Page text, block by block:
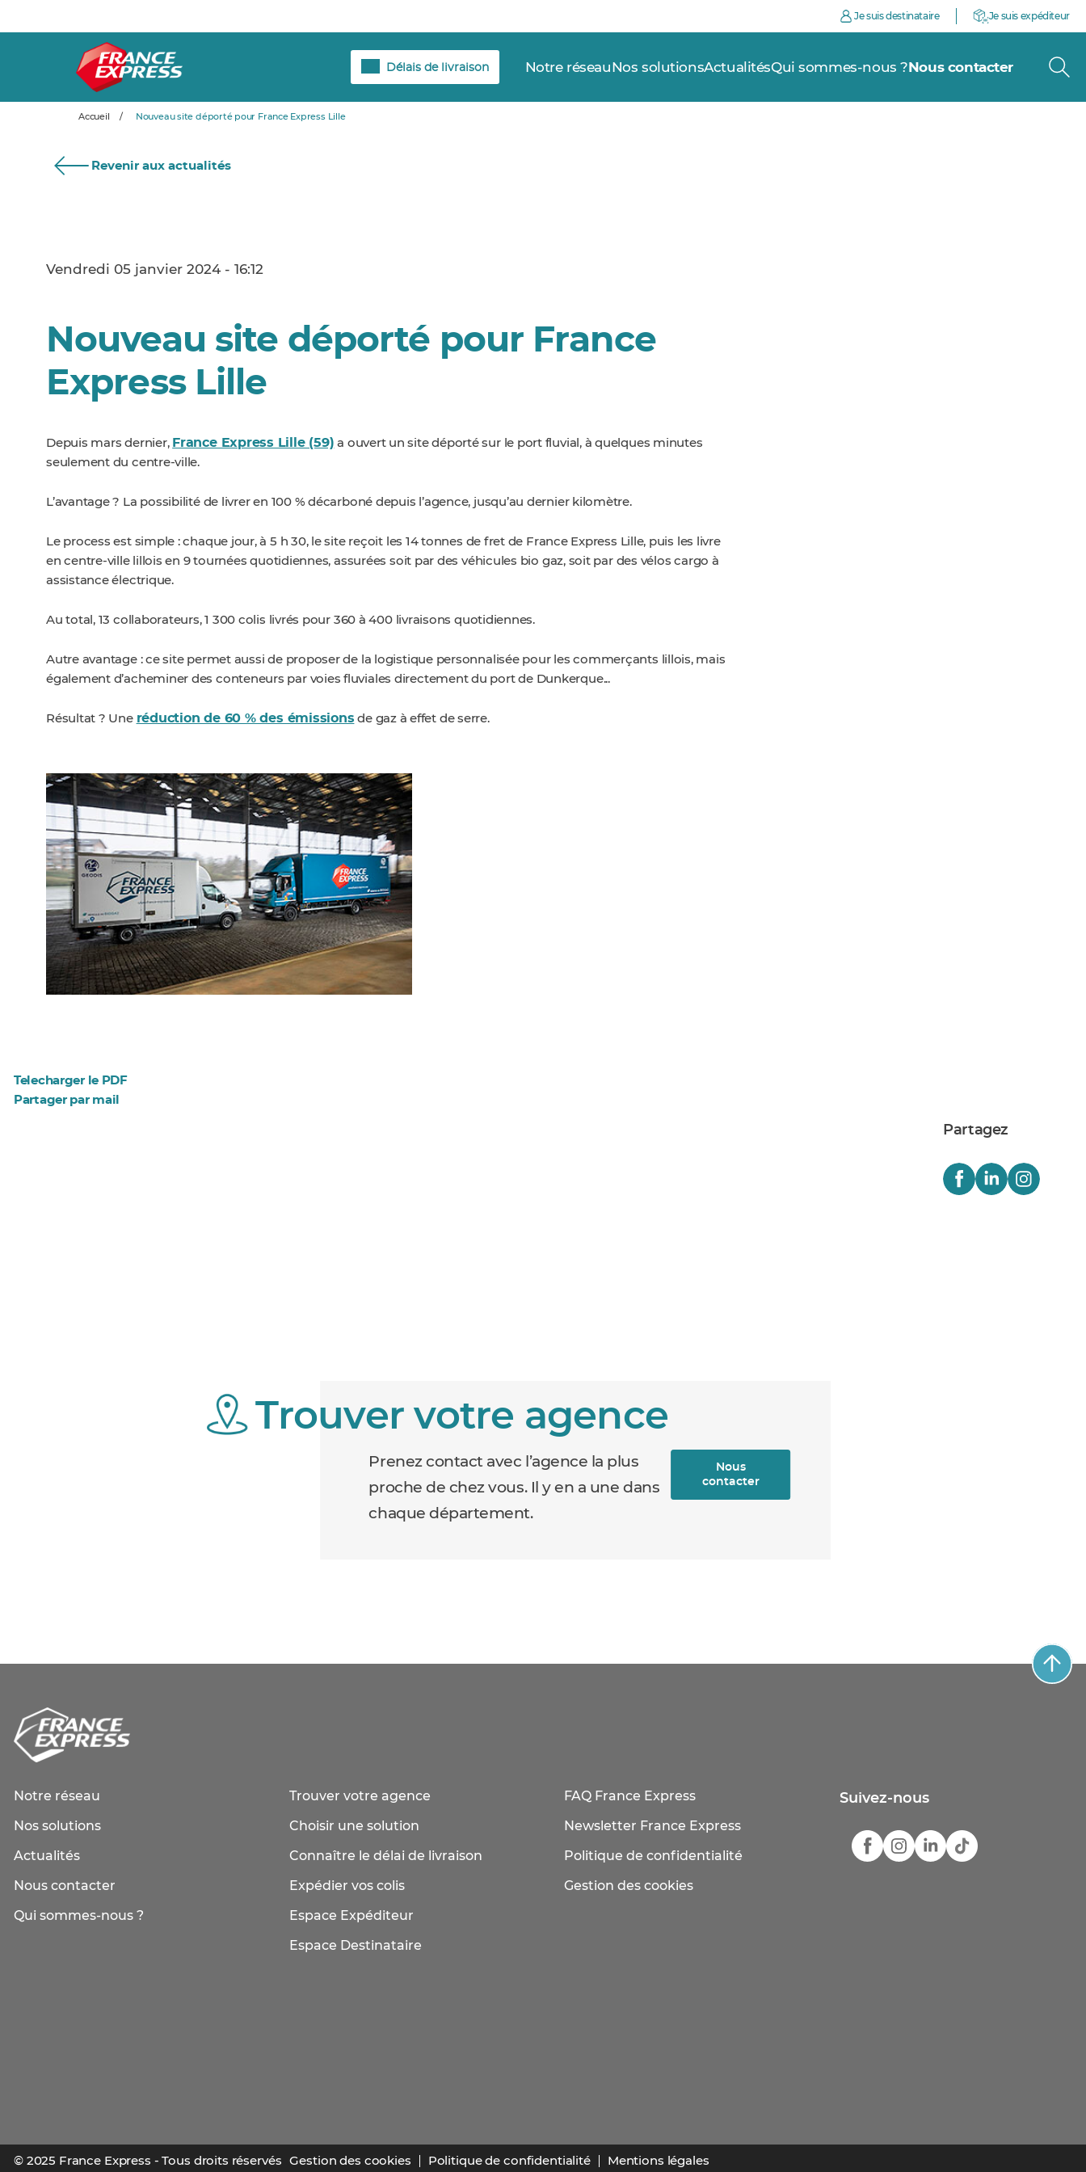
Je suis destinataire Je suis expéditeur
Délais de livraison Notre réseau Nos solutionsActualitésQui sommes-nous ? Nous contacter
Accueil / Nouveau site déporté pour France Express Lille
Revenir aux actualités
Vendredi 05 janvier 2024 - 16:12
Nouveau site déporté pour France
Express Lille
Depuis mars dernier, France Express Lille (59) a ouvert un site déporté sur le port fluvial, à quelques minutes
seulement du centre-ville.
L’avantage ? La possibilité de livrer en 100 % décarboné depuis l’agence, jusqu’au dernier kilomètre.
Le process est simple : chaque jour, à 5 h 30, le site reçoit les 14 tonnes de fret de France Express Lille, puis les livre
en centre-ville lillois en 9 tournées quotidiennes, assurées soit par des véhicules bio gaz, soit par des vélos cargo à
assistance électrique.
Au total, 13 collaborateurs, 1 300 colis livrés pour 360 à 400 livraisons quotidiennes.
Autre avantage : ce site permet aussi de proposer de la logistique personnalisée pour les commerçants lillois, mais
également d’acheminer des conteneurs par voies fluviales directement du port de Dunkerque...
Résultat ? Une réduction de 60 % des émissions de gaz à effet de serre.
Telecharger le PDF
Partager par mail
Partagez
Trouver votre agence
Prenez contact avec l’agence la plus
proche de chez vous. Il y en a une dans
chaque département.
Nous
contacter
Notre réseau
Nos solutions
Actualités
Nous contacter
Qui sommes-nous ?
Trouver votre agence
Choisir une solution
Connaître le délai de livraison
Expédier vos colis
Espace Expéditeur
Espace Destinataire
FAQ France Express
Newsletter France Express
Politique de confidentialité
Gestion des cookies
Suivez-nous
© 2025 France Express - Tous droits réservés Gestion des cookies Politique de confidentialité Mentions légales